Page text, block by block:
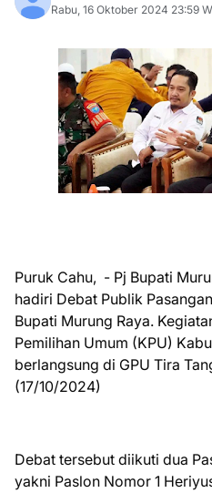
Rabu, 16 Oktober 2024 23:59
Puruk Cahu, - Pj Bupati
hadiri Debat Publik
Bupati Murung Raya.
Pemilihan Umum (KPU)
berlangsung di GPU Tira
(17/10/2024)
Debat tersebut diikuti dua
yakni Paslon Nomor 1